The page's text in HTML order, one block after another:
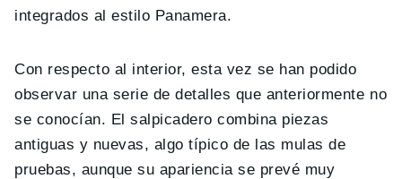
integrados al estilo Panamera.
Con respecto al interior, esta vez se han podido
observar una serie de detalles que anteriormente no
se conocían. El salpicadero combina piezas
antiguas y nuevas, algo típico de las mulas de
pruebas, aunque su apariencia se prevé muy